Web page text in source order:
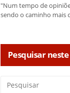
"Num tempo de
sendo o caminho mais
Pesquisar